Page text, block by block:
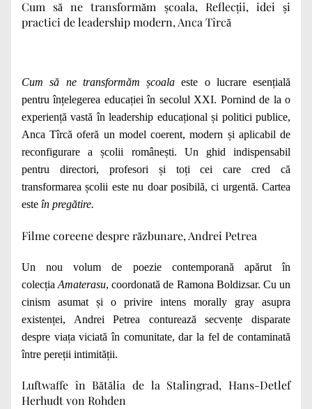
Cum să ne transformăm școala, Reflecții, idei și
practici de leadership modern, Anca Tîrcă
Cum să ne transformăm școala este o lucrare esențială
pentru înțelegerea educației în secolul XXI. Pornind de la o
experiență vastă în leadership educațional și politici publice,
Anca Tîrcă oferă un model coerent, modern și aplicabil de
reconfigurare a școlii românești. Un ghid indispensabil
pentru directori, profesori și toți cei care cred că
transformarea școlii este nu doar posibilă, ci urgentă. Cartea
este în pregătire.
Filme coreene despre răzbunare, Andrei Petrea
Un nou volum de poezie contemporană apărut în
colecțiaAmaterasu, coordonată de Ramona Boldizsar. Cu un
cinism asumat și o privire intens morally gray asupra
existenței, Andrei Petrea conturează secvențe disparate
despre viața viciată în comunitate, dar la fel de contaminată
între pereții intimității.
Luftwaffe în Bătălia de la Stalingrad, Hans-Detlef
Herhudt von Rohden